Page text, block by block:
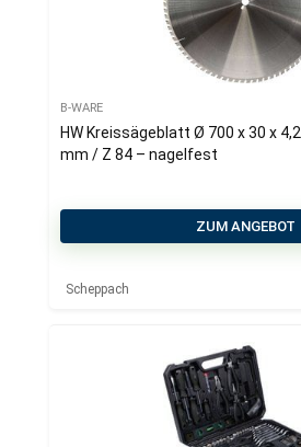
B-WARE
HW Kreissägeblatt Ø 700 x 30 x 4,2
mm / Z 84 – nagelfest
ZUM ANGEBOT
Scheppach